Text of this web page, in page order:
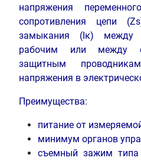
напряжения
сопротивления цепи
замыкания (Iк)
рабочим или между
защитным
напряжения в
Преимущества:
питание от
минимум органов
съемный зажим типа